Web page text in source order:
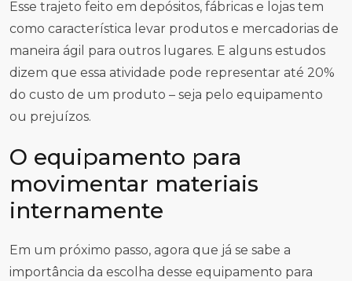
Esse trajeto feito em depósitos, fábricas e lojas tem
como característica levar produtos e mercadorias de
maneira ágil para outros lugares. E alguns estudos
dizem que essa atividade pode representar até 20%
do custo de um produto – seja pelo equipamento
ou prejuízos.
O equipamento para
movimentar materiais
internamente
Em um próximo passo, agora que já se sabe a
importância da escolha desse equipamento para